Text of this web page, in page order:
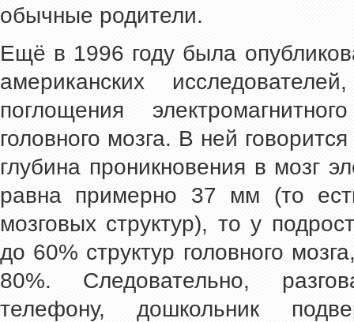
обычные родители.
Ещё в 1996 году была
американских
поглощения
головного мозга. В ней
глубина проникновения в мозг
равна примерно 37 мм (то
мозговых структур), то у
до 60% структур головного
80%. Следовательно,
телефону, дошкольник